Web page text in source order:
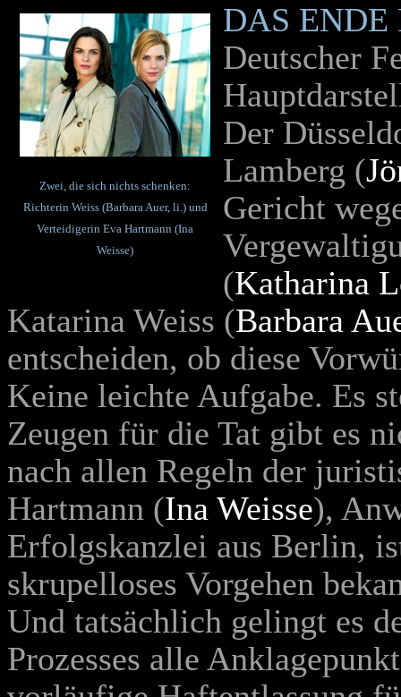
Zwei, die sich nichts schenken:
Richterin Weiss (Barbara Auer, li.) und
Verteidigerin Eva Hartmann (Ina
Weisse)
DAS
Deutscher
Der
Lamberg (
Gericht
(Katharina
Katarina Weiss (Barbara
entscheiden, ob diese
Keine leichte Aufgabe. Es
Zeugen für die Tat gibt es
nach allen Regeln der
Hartmann (Ina Weisse),
Erfolgskanzlei aus Berlin,
skrupelloses Vorgehen
Und tatsächlich gelingt es
Prozesses alle